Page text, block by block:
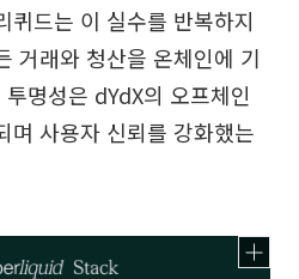
퀴드는 이 실수를 반복하지
거래와 청산을 온체인에 기
명성은 dYdX의 오프체인
며 사용자 신뢰를 강화했는